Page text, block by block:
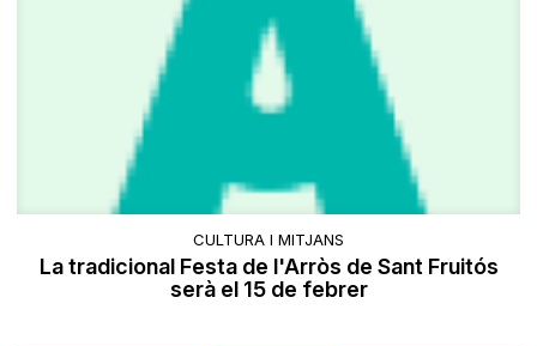
CULTURA I MITJANS
La tradicional Festa de l'Arròs de Sant Fruitós
serà el 15 de febrer